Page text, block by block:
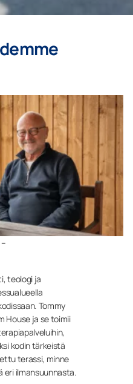
teologi ja
Tommy
House ja se toimii
kodin tärkeistä
terassi, minne
eri ilmansuunnasta.